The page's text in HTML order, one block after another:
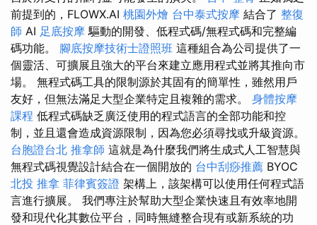
前提到的，FLOWX.AI 桃園外燴 台中泰式按摩 結合了 整復
師 AI 足底按摩 驅動的開發、低程式碼/無程式碼和完整編
碼功能。 腳底按摩技術士證照班 這種組合為公司提供了一
個靈活、可擴展且強大的平台來建立應用程式並將其推向市
場。 無程式碼工具的限制源於其固有的簡單性，雖然用戶
友好，但無法滿足大型企業特定且複雜的需求。 身體按摩
課程 低程式碼缺乏廣泛使用的程式語言的全部功能和控
制，並且還會造成資源限制，因為您必須尋找或升級資源。
台胞證台北 推拿師 這就是為什麼我們將生成式人工智慧與
無程式碼視覺設計結合在一個開放的 台中刮痧推薦 BYOC
北投 推拿 菲律賓簽證 架構上，該架構可以使用任何程式語
言進行擴展。 我們專注於幫助大型企業快速且有效率地開
發和現代化其數位平台，同時無縫整合現有或新系統的功